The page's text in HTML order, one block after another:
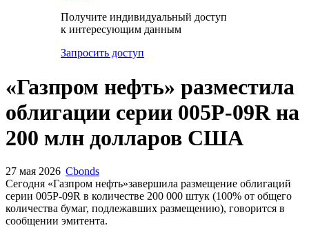
в публичном демо-доступе
к интересующим данным
Запросить доступ
«Газпром нефть» разместила
200 млн долларов США
27 мая 2026 Cbonds